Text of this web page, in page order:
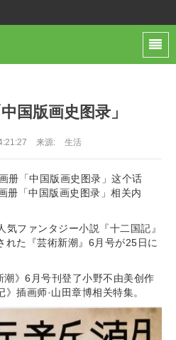
国版画史图录」
来源: 生活
册「中国版画史图录」这个话
册「中国版画史图录」相关内
気ファンタジー小説『十二国記』
れた『芸術新潮』6月号が25日に
》6月号刊登了小野不由美创作
插画师·山田章博相关特集。